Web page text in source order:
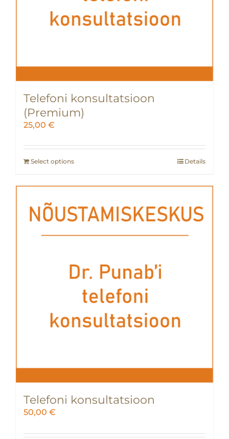
Telefoni konsultatsioon
(Premium)
25,00 €
Select options Details
Telefoni konsultatsioon
50,00 €